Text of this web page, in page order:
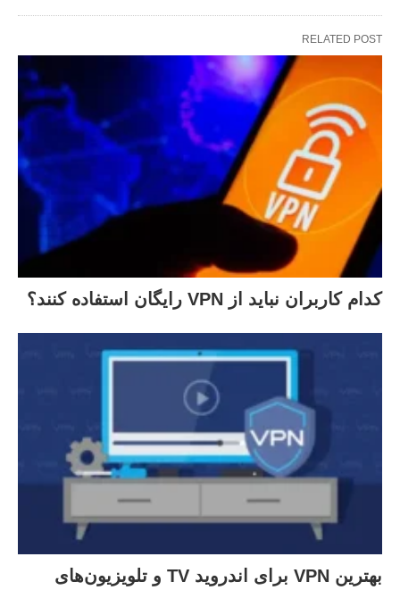
RELATED POST
کدام کاربران نباید از VPN رایگان استفاده کنند؟
بهترین VPN برای اندروید TV و تلویزیون‌های